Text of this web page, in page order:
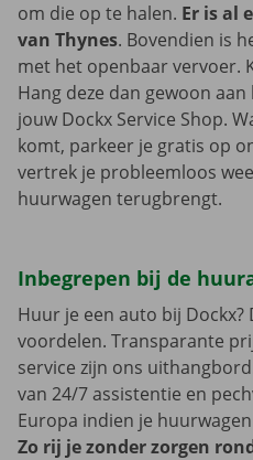
om die op te halen. Er is al
van Thynes. Bovendien is
met het openbaar vervoer.
Hang deze dan gewoon
jouw Dockx Service Shop.
komt, parkeer je gratis op
vertrek je probleemloos
huurwagen terugbrengt.
Inbegrepen bij de
Huur je een auto bij Dockx?
voordelen. Transparante
service zijn ons
van 24/7 assistentie en
Europa indien je
Zo rij je zonder zorgen